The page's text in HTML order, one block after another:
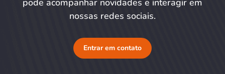
pode acompanhar novidades e interagir em
nossas redes sociais.
Entrar em contato